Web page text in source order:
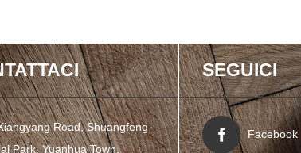
Road, Shuangfeng
Park, Yuanhua Town,
SEGUICI
Facebook